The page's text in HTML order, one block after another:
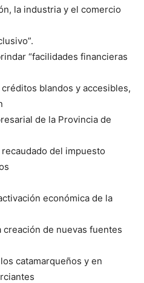
la industria y el comercio
“facilidades financieras
blandos y accesibles,
de la Provincia de
del impuesto
económica de la
creación de nuevas fuentes
catamarqueños y en